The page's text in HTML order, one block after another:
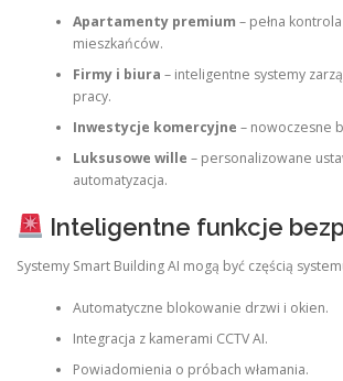
Apartamenty premium – pełna
mieszkańców.
Firmy i biura – inteligentne systemy
pracy.
Inwestycje komercyjne – nowoczesne
Luksusowe wille – personalizowane
automatyzacja.
Inteligentne funkcje
Systemy Smart Building AI mogą być częścią
Automatyczne blokowanie drzwi i okien.
Integracja z kamerami CCTV AI.
Powiadomienia o próbach włamania.